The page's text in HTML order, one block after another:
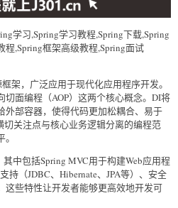
学习,Spring学习教程,Spring下载,Spring
程,Spring框架高级教程,Spring面试
架，广泛应用于现代化应用程序开发。
面编程（AOP）这两个核心概念。DI将
外部容器，使得代码更加松耦合、易于
切关注点与核心业务逻辑分离的编程范
中包括Spring MVC用于构建Web应用程
持（JDBC、Hibernate、JPA等）、安全
这些特性让开发者能够更高效地开发可